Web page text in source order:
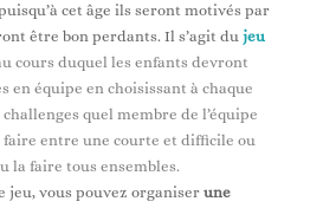
cet âge ils seront motivés par
être bon perdants. Il s’agit du jeu
cours duquel les enfants devront
en équipe en choisissant à chaque
quel membre de l’équipe
entre une courte et difficile ou
la faire tous ensembles.
jeu, vous pouvez organiser une